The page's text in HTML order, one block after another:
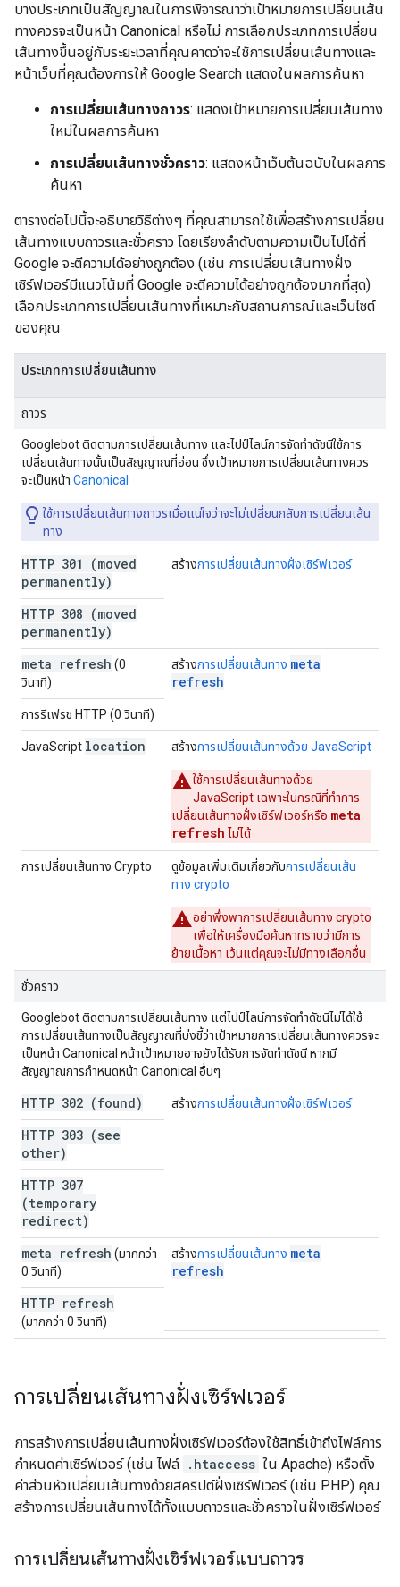
บางประเภทเป็นสัญญาณในการพิจารณาว่าเป้าหมายการเปลี่ยนเส้น
ทางควรจะเป็นหน้า Canonical หรือไม่ การเลือกประเภทการเปลี่ยน
เส้นทางขึ้นอยู่กับระยะเวลาที่คุณคาดว่าจะใช้การเปลี่ยนเส้นทางและ
หน้าเว็บที่คุณต้องการให้ Google Search แสดงในผลการค้นหา
การเปลี่ยนเส้นทางถาวร: แสดงเป้าหมายการเปลี่ยนเส้นทาง
ใหม่ในผลการค้นหา
การเปลี่ยนเส้นทางชั่วคราว: แสดงหน้าเว็บต้นฉบับในผลการ
ค้นหา
ตารางต่อไปนี้จะอธิบายวิธีต่างๆ ที่คุณสามารถใช้เพื่อสร้างการเปลี่ยน
เส้นทางแบบถาวรและชั่วคราว โดยเรียงลําดับตามความเป็นไปได้ที่
Google จะตีความได้อย่างถูกต้อง (เช่น การเปลี่ยนเส้นทางฝั่ง
เซิร์ฟเวอร์มีแนวโน้มที่ Google จะตีความได้อย่างถูกต้องมากที่สุด)
เลือกประเภทการเปลี่ยนเส้นทางที่เหมาะกับสถานการณ์และเว็บไซต์
ของคุณ
ประเภทการเปลี่ยนเส้นทาง
ถาวร
Googlebot ติดตามการเปลี่ยนเส้นทาง และไปป์ไลน์การจัดทําดัชนีใช้การ
เปลี่ยนเส้นทางนั้นเป็นสัญญาณที่อ่อน ซึ่งเป้าหมายการเปลี่ยนเส้นทางควร
จะเป็นหน้า Canonical
ใช้การเปลี่ยนเส้นทางถาวรเมื่อแน่ใจว่าจะไม่เปลี่ยนกลับการเปลี่ยนเส้น
ทาง
HTTP 301 (moved
permanently)
สร้างการเปลี่ยนเส้นทางฝั่งเซิร์ฟเวอร์
HTTP 308 (moved
permanently)
meta refresh (0
วินาที)
สร้างการเปลี่ยนเส้นทาง meta
refresh
การรีเฟรช HTTP (0 วินาที)
JavaScript location สร้างการเปลี่ยนเส้นทางด้วย JavaScript
ใช้การเปลี่ยนเส้นทางด้วย
JavaScript เฉพาะในกรณีที่ทำการ
เปลี่ยนเส้นทางฝั่งเซิร์ฟเวอร์หรือ meta
refresh ไม่ได้
การเปลี่ยนเส้นทาง Crypto ดูข้อมูลเพิ่มเติมเกี่ยวกับการเปลี่ยนเส้น
ทาง crypto
อย่าพึ่งพาการเปลี่ยนเส้นทาง crypto
เพื่อให้เครื่องมือค้นหาทราบว่ามีการ
ย้ายเนื้อหา เว้นแต่คุณจะไม่มีทางเลือกอื่น
ชั่วคราว
Googlebot ติดตามการเปลี่ยนเส้นทาง แต่ไปป์ไลน์การจัดทำดัชนีไม่ได้ใช้
การเปลี่ยนเส้นทางเป็นสัญญาณที่บ่งชี้ว่าเป้าหมายการเปลี่ยนเส้นทางควรจะ
เป็นหน้า Canonical หน้าเป้าหมายอาจยังได้รับการจัดทำดัชนี หากมี
สัญญาณการกำหนดหน้า Canonical อื่นๆ
HTTP 302 (found) สร้างการเปลี่ยนเส้นทางฝั่งเซิร์ฟเวอร์
HTTP 303 (see
other)
HTTP 307
(temporary
redirect)
meta refresh (มากกว่า
0 วินาที)
สร้างการเปลี่ยนเส้นทาง meta
refresh
HTTP refresh
(มากกว่า 0 วินาที)
การเปลี่ยนเส้นทางฝั่งเซิร์ฟเวอร์
การสร้างการเปลี่ยนเส้นทางฝั่งเซิร์ฟเวอร์ต้องใช้สิทธิ์เข้าถึงไฟล์การ
กำหนดค่าเซิร์ฟเวอร์ (เช่น ไฟล์ .htaccess ใน Apache) หรือตั้ง
ค่าส่วนหัวเปลี่ยนเส้นทางด้วยสคริปต์ฝั่งเซิร์ฟเวอร์ (เช่น PHP) คุณ
สร้างการเปลี่ยนเส้นทางได้ทั้งแบบถาวรและชั่วคราวในฝั่งเซิร์ฟเวอร์
การเปลี่ยนเส้นทางฝั่งเซิร์ฟเวอร์แบบถาวร